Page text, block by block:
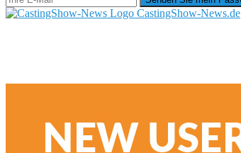
CastingShow-News.de